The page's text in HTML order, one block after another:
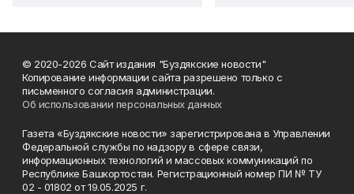
© 2020-2026 Сайт издания "Буздякские новости"
Копирование информации сайта разрешено только с
письменного согласия администрации.
Об использовании персональных данных
Газета «Буздякские новости» зарегистрирована в Управлении
Федеральной службы по надзору в сфере связи,
информационных технологий и массовых коммуникаций по
Республике Башкортостан. Регистрационный номер ПИ № ТУ
02 - 01802 от 19.05.2025 г.